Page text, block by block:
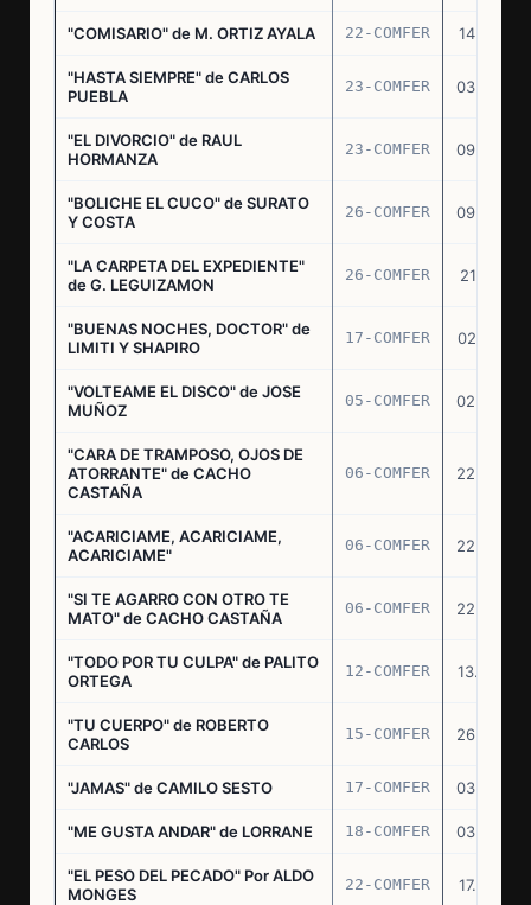
"COMISARIO" de M. ORTIZ AYALA 22-COMFER 14.07.75
"HASTA SIEMPRE" de CARLOS
PUEBLA
23-COMFER 03.09.75
"EL DIVORCIO" de RAUL
HORMANZA
23-COMFER 09.09.75
"BOLICHE EL CUCO" de SURATO
Y COSTA
26-COMFER 09.09.75
"LA CARPETA DEL EXPEDIENTE"
de G. LEGUIZAMON
26-COMFER 21.10.75
"BUENAS NOCHES, DOCTOR" de
LIMITI Y SHAPIRO
17-COMFER 02.01.76
"VOLTEAME EL DISCO" de JOSE
MUÑOZ
05-COMFER 02.02.76
"CARA DE TRAMPOSO, OJOS DE
ATORRANTE" de CACHO
CASTAÑA
06-COMFER 22.04.76
"ACARICIAME, ACARICIAME,
ACARICIAME"
06-COMFER 22.04.76
"SI TE AGARRO CON OTRO TE
MATO" de CACHO CASTAÑA
06-COMFER 22.04.76
"TODO POR TU CULPA" de PALITO
ORTEGA
12-COMFER 13.05.76
"TU CUERPO" de ROBERTO
CARLOS
15-COMFER 26.05.76
"JAMAS" de CAMILO SESTO 17-COMFER 03.06.76
"ME GUSTA ANDAR" de LORRANE 18-COMFER 03.06.76
"EL PESO DEL PECADO" Por ALDO
MONGES
22-COMFER 17.06.76